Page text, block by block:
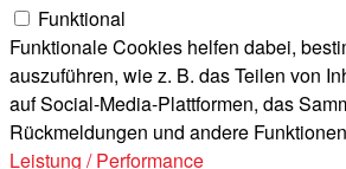
Funktional
Funktionale Cookies helfen dabei,
auszuführen, wie z. B. das Teilen von
auf Social-Media-Plattformen, das
Rückmeldungen und andere
Leistung / Performance